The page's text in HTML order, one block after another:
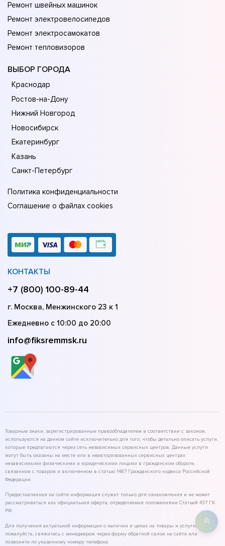
Ремонт швейных машинок
Ремонт электровелосипедов
Ремонт электросамокатов
Ремонт тепловизоров
ВЫБОР ГОРОДА
Краснодар
Ростов-на-Дону
Нижний Новгород
Новосибирск
Екатеринбург
Казань
Санкт-Петербург
Политика конфиденциальности
Соглашение о файлах cookies
КОНТАКТЫ
+7 (800) 100-89-44
г. Москва, Менжинского 23 к 1
Ежедневно с 10:00 до 20:00
info@fiksremmsk.ru
Товарные знаки, зарегистрированные правообладателем в соответствии с законом,
используются на данном сайте исключительно для того, чтобы детально описать услуги,
которые предлагаются через сеть независимых сервисных центров. Данные услуги
могут быть оказаны на месте или в неавторизованных сервисных центрах
независимыми физическими и юридическими лицами в гражданском обороте,
связанном с товаром и включенном в статью 1487 Гражданского кодекса Российской
Федерации.
Предоставленная на сайте информация служит только для ознакомления и не может
рассматриваться как официальная оферта, определяемая положениями Статьей 437 ГК
РФ.
Для получения актуальной информации о наличии и ценах на товары и услуги,
пожалуйста, свяжитесь с менеджером через форму обратной связи на сайте или
позвоните по указанному номеру телефона.